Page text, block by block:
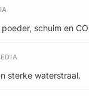
schuim en
sterke waterstraal.